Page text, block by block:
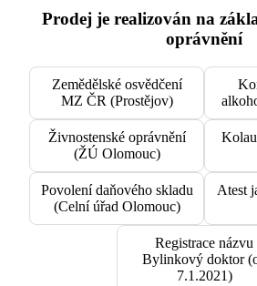
Prodej je realizován na
oprávnění
Zemědělské osvědčení
MZ ČR (Prostějov)
Živnostenské oprávnění
(ŽÚ Olomouc)
Povolení daňového skladu
(Celní úřad Olomouc)
Atest
Registrace názvu
Bylinkový doktor
7.1.2021)